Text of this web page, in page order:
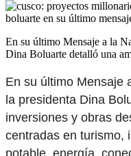
En su último Mensaje a la
Dina Boluarte detalló una
En su último Mensaje
la presidenta Dina
inversiones y obras
centradas en turismo,
potable, energía,